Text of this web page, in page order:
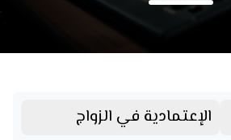
الإعتمادية في الزواج